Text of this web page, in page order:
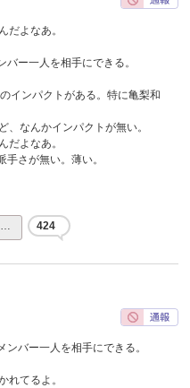
だよなあ。
ー一人を相手にできる。
インパクトがある。特に亀梨和
、なんかインパクトが無い。
だよなあ。
さが無い。薄い。
… 424
ンバー一人を相手にできる。
れてるよ。